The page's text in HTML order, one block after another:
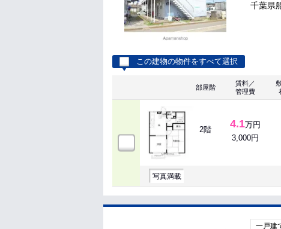
千葉県
この建物の物件をすべて選択
部屋階
賃料／
管理費
2階 4.1万円
3,000円
写真満載
一戸建